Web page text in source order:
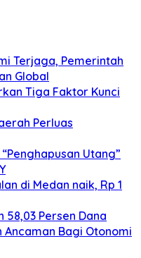
Terjaga, Pemerintah
Global
Tiga Faktor Kunci
Perluas
Utang”
di Medan naik, Rp 1
Persen Dana
Ancaman Bagi Otonomi